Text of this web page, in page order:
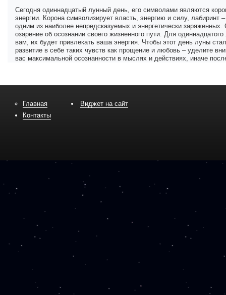
Сегодня одиннадцатый лунный день, его символами являются
энергии. Корона символизирует власть, энергию и силу,
одним из наиболее непредсказуемых и энергетически
озарение об осознании своего жизненного пути. Для
вам, их будет привлекать ваша энергия. Чтобы этот день луны
развитие в себе таких чувств как прощение и любовь – уделите
вас максимальной осознанности в мыслях и действиях, иначе
Главная
Контакты
Виджет на сайт